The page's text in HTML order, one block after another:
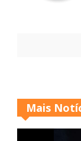
Mais